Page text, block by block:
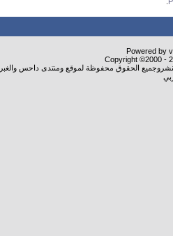
Powered by
Copyright ©2000 -
الحقوق محفوظة لموقع ومنتدى داحس